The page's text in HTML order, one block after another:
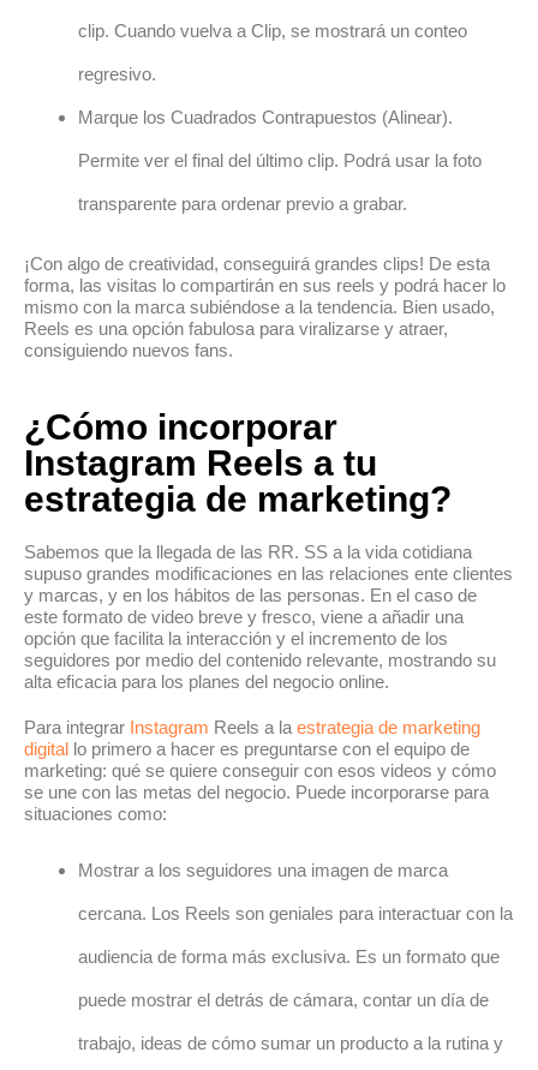
clip. Cuando vuelva a Clip, se mostrará un conteo
regresivo.
Marque los Cuadrados Contrapuestos (Alinear).
Permite ver el final del último clip. Podrá usar la foto
transparente para ordenar previo a grabar.
¡Con algo de creatividad, conseguirá grandes clips! De esta
forma, las visitas lo compartirán en sus reels y podrá hacer lo
mismo con la marca subiéndose a la tendencia. Bien usado,
Reels es una opción fabulosa para viralizarse y atraer,
consiguiendo nuevos fans.
¿Cómo incorporar
Instagram Reels a tu
estrategia de marketing?
Sabemos que la llegada de las RR. SS a la vida cotidiana
supuso grandes modificaciones en las relaciones ente clientes
y marcas, y en los hábitos de las personas. En el caso de
este formato de video breve y fresco, viene a añadir una
opción que facilita la interacción y el incremento de los
seguidores por medio del contenido relevante, mostrando su
alta eficacia para los planes del negocio online.
Para integrar Instagram Reels a la estrategia de marketing
digital lo primero a hacer es preguntarse con el equipo de
marketing: qué se quiere conseguir con esos videos y cómo
se une con las metas del negocio. Puede incorporarse para
situaciones como:
Mostrar a los seguidores una imagen de marca
cercana. Los Reels son geniales para interactuar con la
audiencia de forma más exclusiva. Es un formato que
puede mostrar el detrás de cámara, contar un día de
trabajo, ideas de cómo sumar un producto a la rutina y